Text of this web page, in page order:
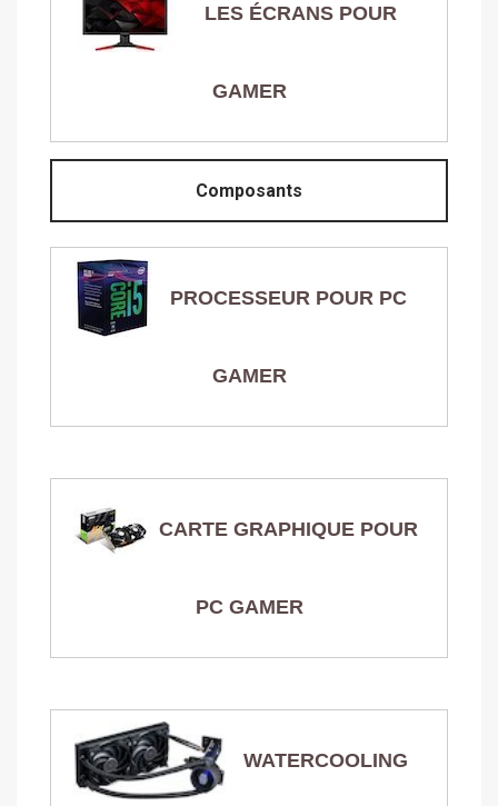
LES ÉCRANS POUR
GAMER
Composants
PROCESSEUR POUR PC
GAMER
CARTE GRAPHIQUE POUR
PC GAMER
WATERCOOLING